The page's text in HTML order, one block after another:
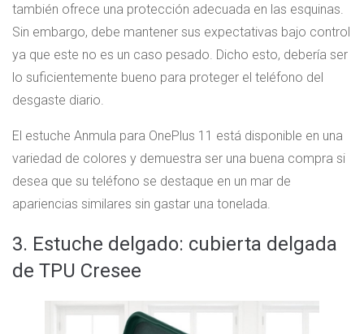
también ofrece una protección adecuada en las esquinas.
Sin embargo, debe mantener sus expectativas bajo control
ya que este no es un caso pesado. Dicho esto, debería ser
lo suficientemente bueno para proteger el teléfono del
desgaste diario.
El estuche Anmula para OnePlus 11 está disponible en una
variedad de colores y demuestra ser una buena compra si
desea que su teléfono se destaque en un mar de
apariencias similares sin gastar una tonelada.
3. Estuche delgado: cubierta delgada
de TPU Cresee